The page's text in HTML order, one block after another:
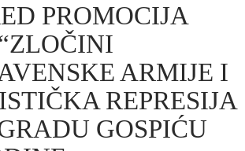
PROMOCIJA
ARMIJE I
REPRESIJA
GOSPIĆU